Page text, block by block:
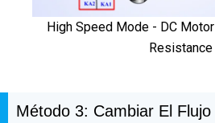
High Speed Mode - DC
Resistance
Método 3: Cambiar El